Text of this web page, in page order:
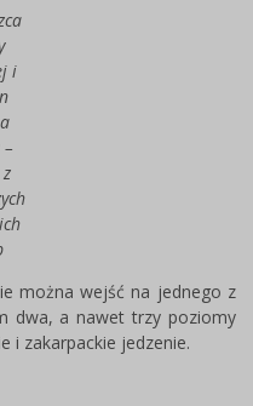
i
można wejść na jednego z
dwa, a nawet trzy poziomy
i zakarpackie jedzenie.